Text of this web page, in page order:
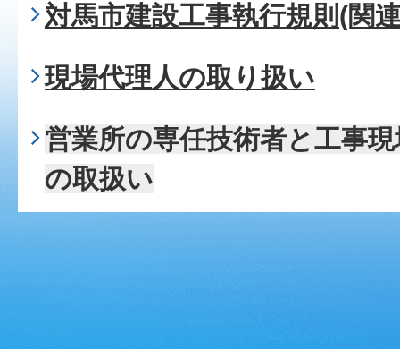
対馬市建設工事執行規則(関
現場代理人の取り扱い
営業所の専任技術者と工事
の取扱い